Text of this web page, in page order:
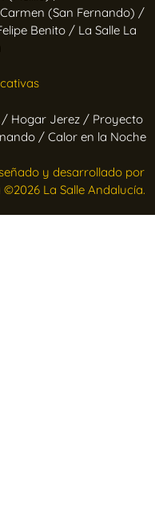
Carmen (San Fernando) /
Benito / La Salle La
/ Hogar Jerez / Proyecto
/ Calor en la Noche
y desarrollado por
La Salle Andalucía.